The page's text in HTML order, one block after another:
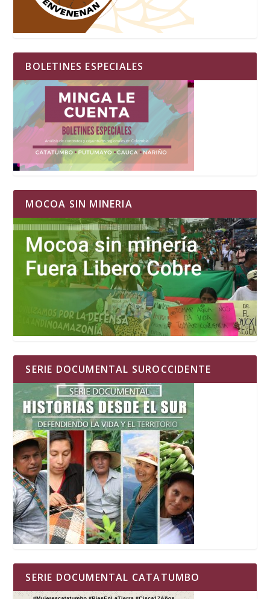
BOLETINES ESPECIALES
MOCOA SIN MINERIA
SERIE DOCUMENTAL SUROCCIDENTE
SERIE DOCUMENTAL CATATUMBO